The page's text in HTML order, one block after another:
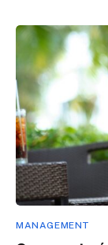
MANAGEMENT